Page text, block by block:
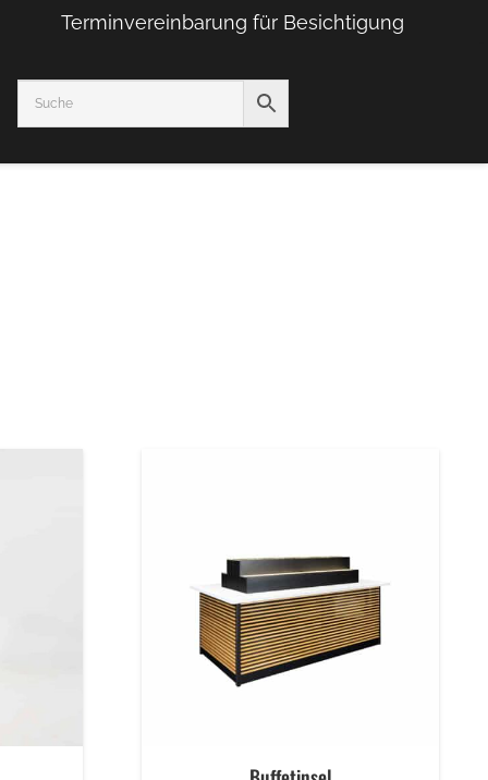
Terminvereinbarung für Besichtigung